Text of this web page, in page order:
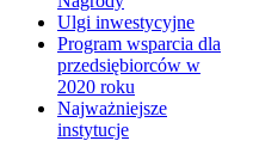
Ulgi inwestycyjne
Program wsparcia dla
przedsiębiorców w
2020 roku
Najważniejsze
instytucje